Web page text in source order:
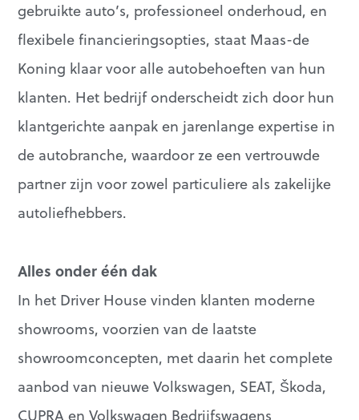
gebruikte auto’s, professioneel onderhoud, en
flexibele financieringsopties, staat Maas-de
Koning klaar voor alle autobehoeften van hun
klanten. Het bedrijf onderscheidt zich door hun
klantgerichte aanpak en jarenlange expertise in
de autobranche, waardoor ze een vertrouwde
partner zijn voor zowel particuliere als zakelijke
autoliefhebbers.
Alles onder één dak
In het Driver House vinden klanten moderne
showrooms, voorzien van de laatste
showroomconcepten, met daarin het complete
aanbod van nieuwe Volkswagen, SEAT, Škoda,
CUPRA en Volkswagen Bedrijfswagens